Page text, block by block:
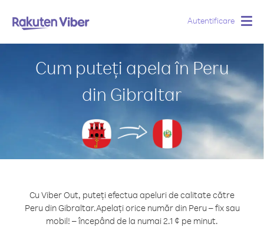
Autentificare
Cum puteți apela în Peru
din Gibraltar
Cu Viber Out, puteți efectua apeluri de calitate către
Peru din Gibraltar.Apelați orice număr din Peru – fix sau
mobil! – începând de la numai 2.1 ¢ pe minut.